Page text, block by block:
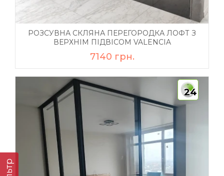
РОЗСУВНА СКЛЯНА ПЕРЕГОРОДКА ЛОФТ З
ВЕРХНІМ ПІДВІСОМ VALENCIA
7140 грн.
24